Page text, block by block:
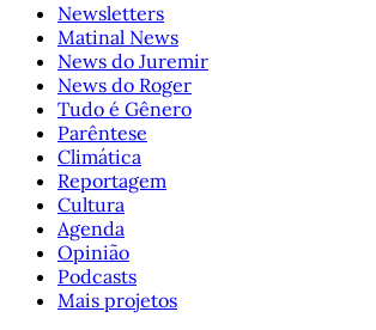
Newsletters
Matinal News
News do Juremir
News do Roger
Tudo é Gênero
Parêntese
Climática
Reportagem
Cultura
Agenda
Opinião
Podcasts
Mais projetos